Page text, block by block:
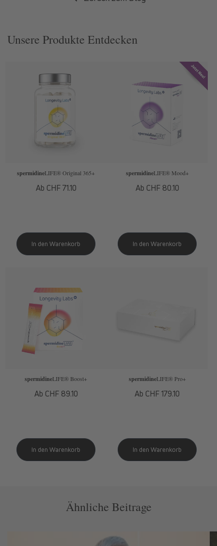
Unsere Produkte Entdecken
spermidineLIFE® Original 365+
Normaler
Ab CHF 71.10
spermidineLIFE® Mood+
Normaler
Ab CHF 80.10
spermidineLIFE® Boost+
Normaler
Ab CHF 89.10
spermidineLIFE® Pro+
Normaler
Ab CHF 179.10
Ähnliche Beitrage